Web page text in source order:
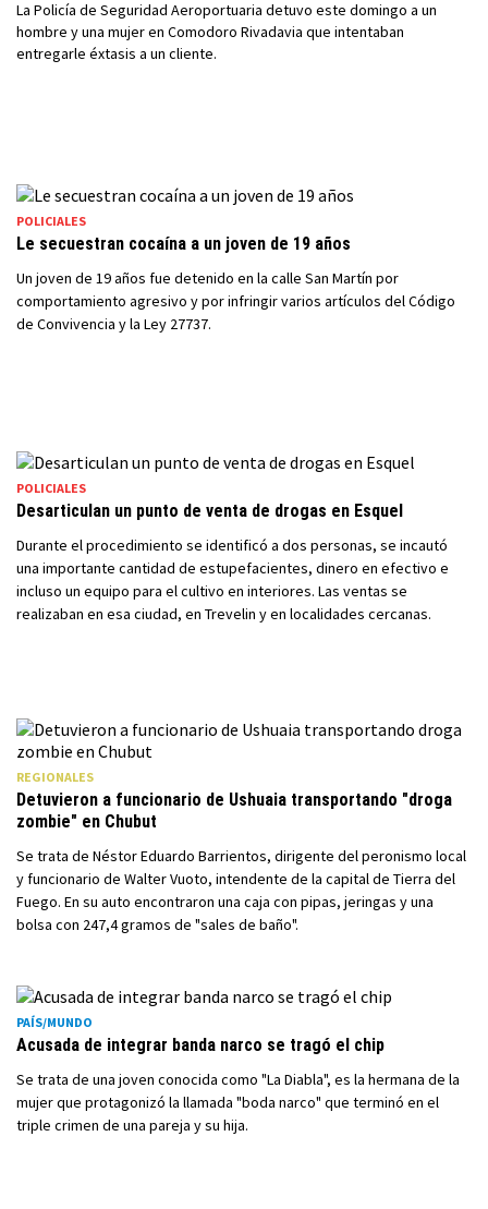
La Policía de Seguridad Aeroportuaria detuvo este domingo a un
hombre y una mujer en Comodoro Rivadavia que intentaban
entregarle éxtasis a un cliente.
POLICIALES
Le secuestran cocaína a un joven de 19 años
Un joven de 19 años fue detenido en la calle San Martín por
comportamiento agresivo y por infringir varios artículos del Código
de Convivencia y la Ley 27737.
POLICIALES
Desarticulan un punto de venta de drogas en Esquel
Durante el procedimiento se identificó a dos personas, se incautó
una importante cantidad de estupefacientes, dinero en efectivo e
incluso un equipo para el cultivo en interiores. Las ventas se
realizaban en esa ciudad, en Trevelin y en localidades cercanas.
REGIONALES
Detuvieron a funcionario de Ushuaia transportando "droga
zombie" en Chubut
Se trata de Néstor Eduardo Barrientos, dirigente del peronismo local
y funcionario de Walter Vuoto, intendente de la capital de Tierra del
Fuego. En su auto encontraron una caja con pipas, jeringas y una
bolsa con 247,4 gramos de "sales de baño".
PAÍS/MUNDO
Acusada de integrar banda narco se tragó el chip
Se trata de una joven conocida como "La Diabla", es la hermana de la
mujer que protagonizó la llamada "boda narco" que terminó en el
triple crimen de una pareja y su hija.